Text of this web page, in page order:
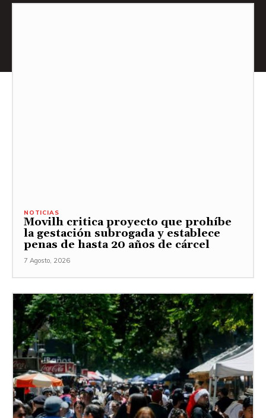
NOTICIAS
Movilh critica proyecto que prohíbe
la gestación subrogada y establece
penas de hasta 20 años de cárcel
7 Agosto, 2026